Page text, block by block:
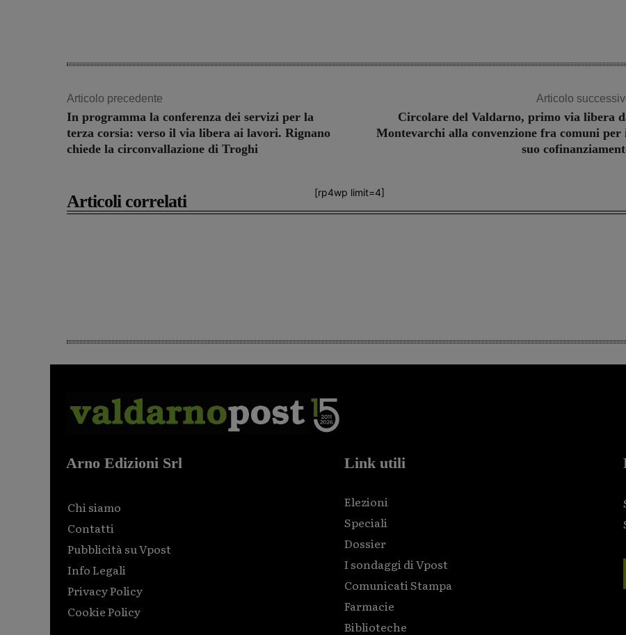
Articolo precedente
In programma la conferenza dei servizi per la
terza corsia: verso il via libera ai lavori. Rignano
chiede la circonvallazione di Troghi
Articolo
Circolare del Valdarno, primo via libera
Montevarchi alla convenzione fra comuni per
suo
[rp4wp limit=4]
Articoli correlati
Arno Edizioni Srl
Chi siamo
Contatti
Pubblicità su Vpost
Info Legali
Privacy Policy
Cookie Policy
Link utili
Elezioni
Speciali
Dossier
I sondaggi di Vpost
Comunicati Stampa
Farmacie
Biblioteche